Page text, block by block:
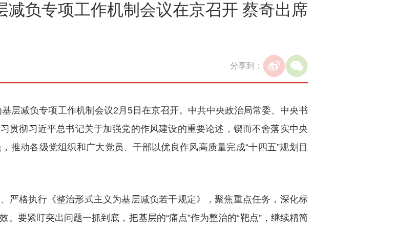
减负专项工作机制会议在京召开 蔡奇出席
分享到：
层减负专项工作机制会议2月5日在京召开。中共中央政治局常委、中央书
贯彻习近平总书记关于加强党的作风建设的重要论述，锲而不舍落实中央
推动各级党组织和广大党员、干部以优良作风高质量完成“十四五”规划目
严格执行《整治形式主义为基层减负若干规定》，聚焦重点任务，深化标
要紧盯突出问题一抓到底，把基层的“痛点”作为整治的“靶点”，继续精简